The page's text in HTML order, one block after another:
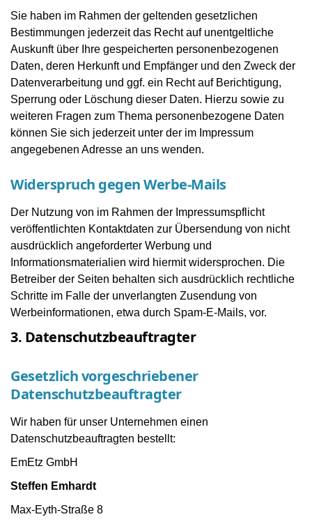
Sie haben im Rahmen der geltenden gesetzlichen
Bestimmungen jederzeit das Recht auf unentgeltliche
Auskunft über Ihre gespeicherten personenbezogenen
Daten, deren Herkunft und Empfänger und den Zweck der
Datenverarbeitung und ggf. ein Recht auf Berichtigung,
Sperrung oder Löschung dieser Daten. Hierzu sowie zu
weiteren Fragen zum Thema personenbezogene Daten
können Sie sich jederzeit unter der im Impressum
angegebenen Adresse an uns wenden.
Widerspruch gegen Werbe-Mails
Der Nutzung von im Rahmen der Impressumspflicht
veröffentlichten Kontaktdaten zur Übersendung von nicht
ausdrücklich angeforderter Werbung und
Informationsmaterialien wird hiermit widersprochen. Die
Betreiber der Seiten behalten sich ausdrücklich rechtliche
Schritte im Falle der unverlangten Zusendung von
Werbeinformationen, etwa durch Spam-E-Mails, vor.
3. Datenschutzbeauftragter
Gesetzlich vorgeschriebener
Datenschutzbeauftragter
Wir haben für unser Unternehmen einen
Datenschutzbeauftragten bestellt:
EmEtz GmbH
Steffen Emhardt
Max-Eyth-Straße 8